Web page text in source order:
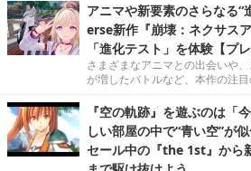
アニマや新要素のさらなる
erse新作『崩壊：ネクサス
「進化テスト」を体験【プレ
さまざまなアニマとの出会いや
が増したバトルなど、本作の注
『空の軌跡』を遊ぶのは「
しい部屋の中で“青い空”が
セール中の『the 1st』から